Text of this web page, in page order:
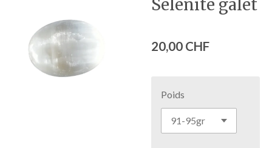
Sélénite galet
20,00 CHF
Poids